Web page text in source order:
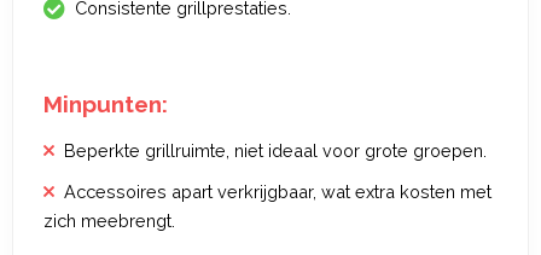
Consistente grillprestaties.
Minpunten:
Beperkte grillruimte, niet ideaal voor grote groepen.
Accessoires apart verkrijgbaar, wat extra kosten met
zich meebrengt.